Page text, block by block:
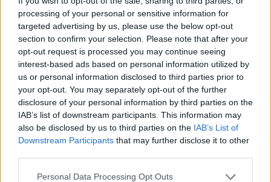
processing of your personal or sensitive information for
targeted advertising by us, please use the below opt-out
section to confirm your selection. Please note that after your
opt-out request is processed you may continue seeing
interest-based ads based on personal information utilized by
us or personal information disclosed to third parties prior to
your opt-out. You may separately opt-out of the further
disclosure of your personal information by third parties on the
IAB’s list of downstream participants. This information may
also be disclosed by us to third parties on the IAB’s List of
Downstream Participants that may further disclose it to other
Personal Data Processing Opt Outs